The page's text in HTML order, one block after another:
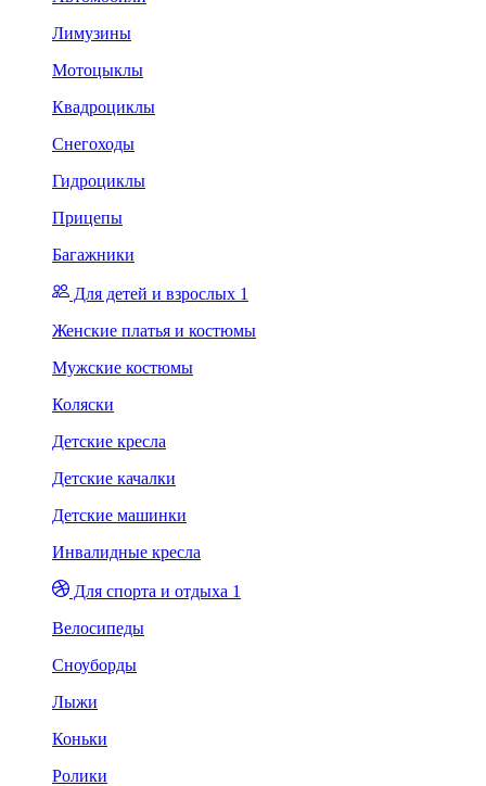
Лимузины
Мотоцыклы
Квадроциклы
Снегоходы
Гидроциклы
Прицепы
Багажники
Для детей и взрослых 1
Женские платья и костюмы
Мужские костюмы
Коляски
Детские кресла
Детские качалки
Детские машинки
Инвалидные кресла
Для спорта и отдыха 1
Велосипеды
Сноуборды
Лыжи
Коньки
Ролики